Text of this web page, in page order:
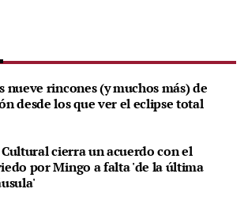
nueve rincones (y muchos más) de
desde los que ver el eclipse total
Cultural cierra un acuerdo con el
por Mingo a falta 'de la última